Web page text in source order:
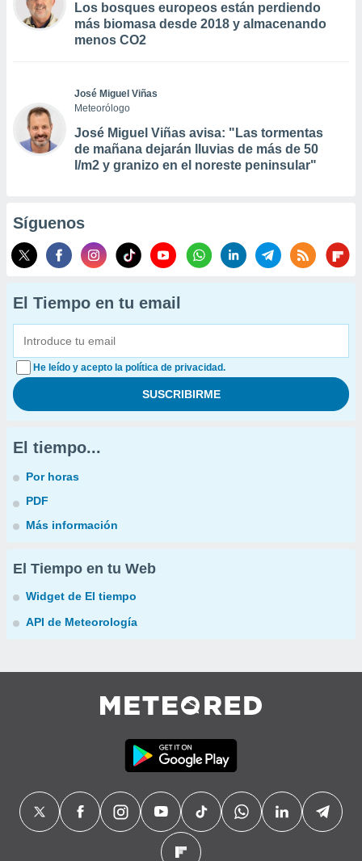
Los bosques europeos están perdiendo
más biomasa desde 2018 y almacenando
menos CO2
José Miguel Viñas
Meteorólogo
José Miguel Viñas avisa: "Las tormentas
de mañana dejarán lluvias de más de 50
l/m2 y granizo en el noreste peninsular"
Síguenos
El Tiempo en tu email
He leído y acepto la política de privacidad.
El tiempo...
Por horas
PDF
Más información
El Tiempo en tu Web
Widget de El tiempo
API de Meteorología